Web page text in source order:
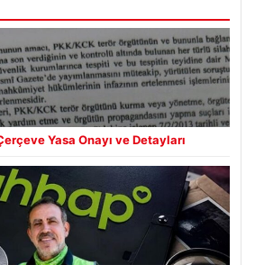
Yasa Onayı ve Detayları